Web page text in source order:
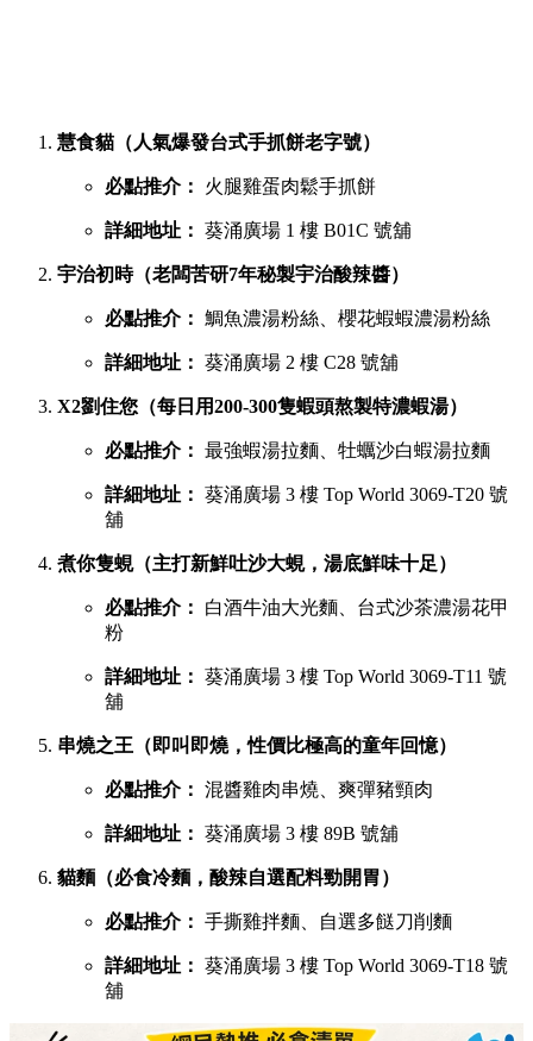
提到香港的平民美食聚集地，位於葵芳的葵涌廣場一直深受本
地人與遊客喜愛。商場內幾層樓密密麻麻開滿了上百間小食
葵廣最強鹹點 TOP 6 排行榜
慧食貓（人氣爆發台式手抓餅老字號）
必點推介： 火腿雞蛋肉鬆手抓餅
詳細地址： 葵涌廣場 1 樓 B01C 號舖